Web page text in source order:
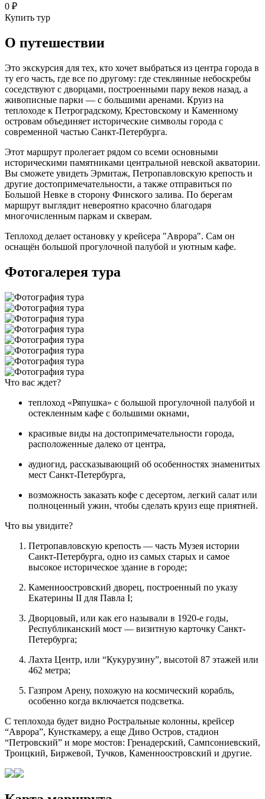
0 ₽
Купить тур
О путешествии
Это экскурсия для тех, кто хочет выбраться из центра города в
ту его часть, где все по другому: где стеклянные небоскребы
соседствуют с дворцами, построенными пару веков назад, а
живописные парки — с большими аренами. Круиз на
теплоходе к Петроградскому, Крестовскому и Каменному
островам объединяет исторические символы города с
современной частью Санкт-Петербурга.
Этот маршрут пролегает рядом со всеми основными
историческими памятниками центральной невской акватории.
Вы сможете увидеть Эрмитаж, Петропавловскую крепость и
другие достопримечательности, а также отправиться по
Большой Невке в сторону Финского залива. По берегам
маршрут выглядит невероятно красочно благодаря
многочисленным паркам и скверам.
Теплоход делает остановку у крейсера "Аврора". Сам он
оснащён большой прогулочной палубой и уютным кафе.
Фотогалерея тура
Что вас ждет?
теплоход «Ряпушка» с большой прогулочной палубой и
остекленным кафе с большими окнами,
красивые виды на достопримечательности города,
расположенные далеко от центра,
аудиогид, рассказывающий об особенностях знаменитых
мест Санкт-Петербурга,
возможность заказать кофе с десертом, легкий салат или
полноценный ужин, чтобы сделать круиз еще приятней.
Что вы увидите?
Петропавловскую крепость — часть Музея истории
Санкт-Петербурга, одно из самых старых и самое
высокое историческое здание в городе;
Каменноостровский дворец, построенный по указу
Екатерины II для Павла I;
Дворцовый, или как его называли в 1920-е годы,
Республиканский мост — визитную карточку Санкт-
Петербурга;
Лахта Центр, или “Кукурузину”, высотой 87 этажей или
462 метра;
Газпром Арену, похожую на космический корабль,
особенно когда включается подсветка.
С теплохода будет видно Ростральные колонны, крейсер
“Аврора”, Кунсткамеру, а еще Диво Остров, стадион
“Петровский” и море мостов: Гренадерский, Сампсониевский,
Троицкий, Биржевой, Тучков, Каменноостровский и другие.